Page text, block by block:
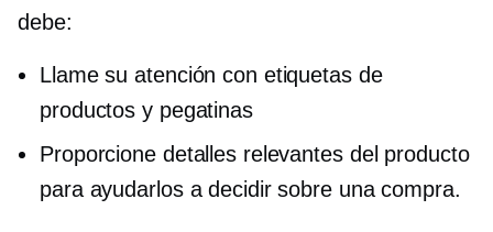
debe:
Llame su atención con etiquetas de
productos y pegatinas
Proporcione detalles relevantes del producto
para ayudarlos a decidir sobre una compra.